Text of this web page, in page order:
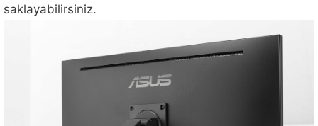
saklayabilirsiniz.